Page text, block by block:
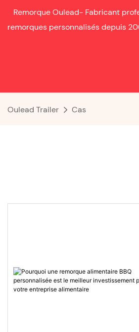
Remorque Oulead- Fabricant
remorques personnalisés depuis
Oulead Trailer Cas